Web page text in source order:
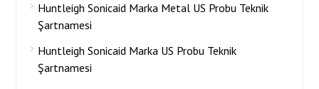
Huntleigh Sonicaid Marka Metal US Probu Teknik
Şartnamesi
Huntleigh Sonicaid Marka US Probu Teknik
Şartnamesi